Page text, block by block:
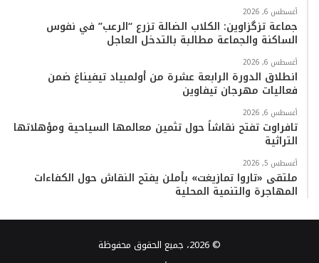
أغسطس 6, 2026
جماعة تزگزاوين: الكلاب الضالة تزرع “الرعب” في نفوس
الساكنة والجماعة مطالبة بالتدخل العاجل
أغسطس 6, 2026
انطلاق الدورة الرابعة عشرة من أولمبياد تيفيناغ ضمن
فعاليات مهرجان تيفاوين
أغسطس 6, 2026
تافراوت تفتح نقاشاً حول تثمين معالمها السياحية ومؤهلاتها
التراثية
أغسطس 5, 2026
ملتقى «تاروا تمازيغت» بأملن يفتح النقاش حول الكفاءات
المهاجرة والتنمية المحلية
© 2026، جميع الحقوق محفوظة